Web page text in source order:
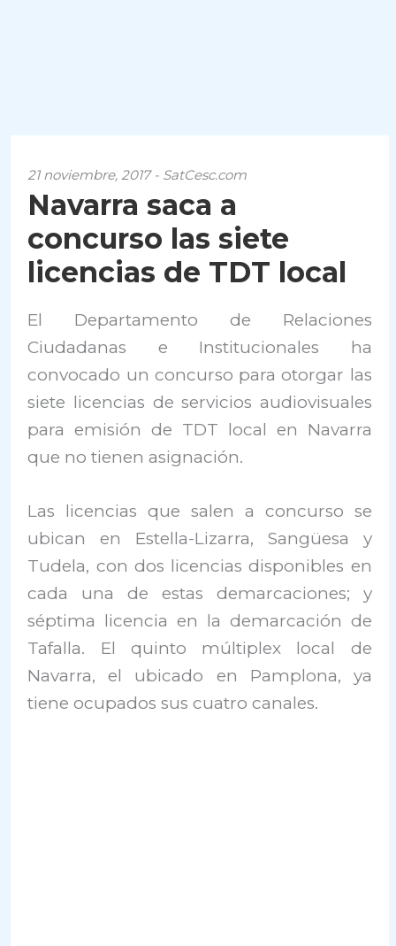
21 noviembre, 2017 - SatCesc.com
Navarra saca a
concurso las siete
licencias de TDT local
El Departamento de Relaciones
Ciudadanas e Institucionales ha
convocado un concurso para otorgar las
siete licencias de servicios audiovisuales
para emisión de TDT local en Navarra
que no tienen asignación.
Las licencias que salen a concurso se
ubican en Estella-Lizarra, Sangüesa y
Tudela, con dos licencias disponibles en
cada una de estas demarcaciones; y
séptima licencia en la demarcación de
Tafalla. El quinto múltiplex local de
Navarra, el ubicado en Pamplona, ya
tiene ocupados sus cuatro canales.